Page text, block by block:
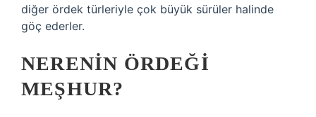
diğer ördek türleriyle çok büyük sürüler halinde
göç ederler.
NERENIN ÖRDEĞI
MEŞHUR?